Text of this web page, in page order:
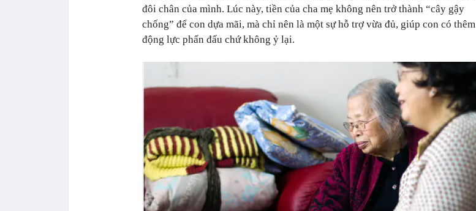
đôi chân của mình. Lúc này, tiền của cha mẹ không nên trở thành “cây gậy
chống” để con dựa mãi, mà chỉ nên là một sự hỗ trợ vừa đủ, giúp con có thêm
động lực phấn đấu chứ không ỷ lại.